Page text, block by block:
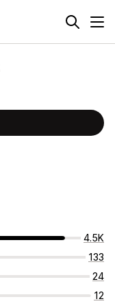
4.5K
133
24
12